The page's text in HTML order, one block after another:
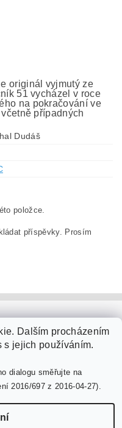
originál vyjmutý ze
51 vycházel v roce
na pokračování ve
případných
Dudáš
položce.
příspěvky. Prosím
Dalším procházením
s jejich používáním.
dialogu směřujte na
2016/697 z 2016-04-27).